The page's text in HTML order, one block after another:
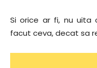
Si orice ar fi, nu
facut ceva, decat sa